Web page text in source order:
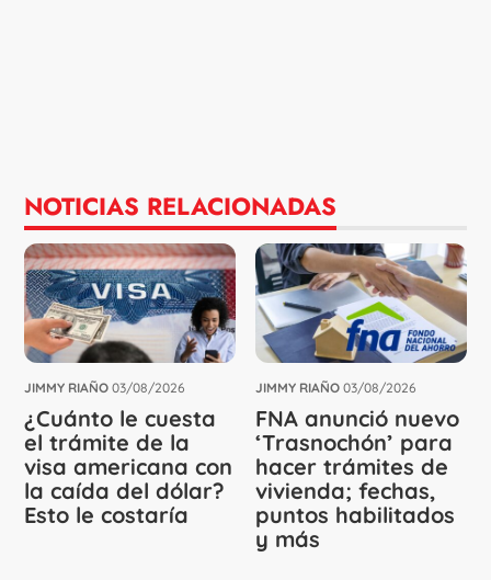
NOTICIAS RELACIONADAS
JIMMY RIAÑO 03/08/2026
¿Cuánto le cuesta
el trámite de la
visa americana con
la caída del dólar?
Esto le costaría
JIMMY RIAÑO 03/08/2026
FNA anunció nuevo
‘Trasnochón’ para
hacer trámites de
vivienda; fechas,
puntos habilitados
y más